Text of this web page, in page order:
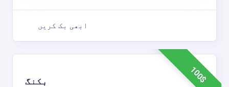
ابھی بک کریں
100$ بکنگ